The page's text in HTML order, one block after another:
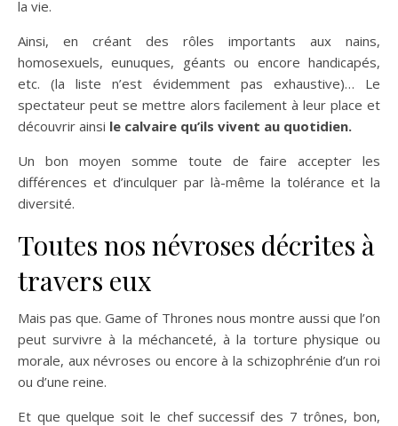
la vie.
Ainsi, en créant des rôles importants aux nains,
homosexuels, eunuques, géants ou encore handicapés,
etc. (la liste n’est évidemment pas exhaustive)… Le
spectateur peut se mettre alors facilement à leur place et
découvrir ainsi le calvaire qu’ils vivent au quotidien.
Un bon moyen somme toute de faire accepter les
différences et d’inculquer par là-même la tolérance et la
diversité.
Toutes nos névroses décrites à
travers eux
Mais pas que. Game of Thrones nous montre aussi que l’on
peut survivre à la méchanceté, à la torture physique ou
morale, aux névroses ou encore à la schizophrénie d’un roi
ou d’une reine.
Et que quelque soit le chef successif des 7 trônes, bon,